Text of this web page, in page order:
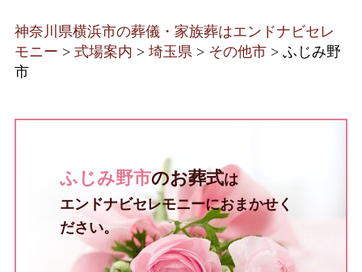
神奈川県横浜市の葬儀・家族葬はエンドナビセレ
モニー > 式場案内 > 埼玉県 > その他市 > ふじみ野
市
ふじみ野市のお葬式は
エンドナビセレモニーにおまかせく
ださい。